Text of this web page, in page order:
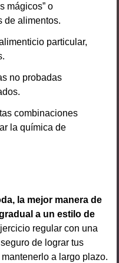
mágicos” o
de alimentos.
particular,
no probadas
combinaciones
la química de
la mejor manera de
a un estilo de
regular con una
de lograr tus
a largo plazo.